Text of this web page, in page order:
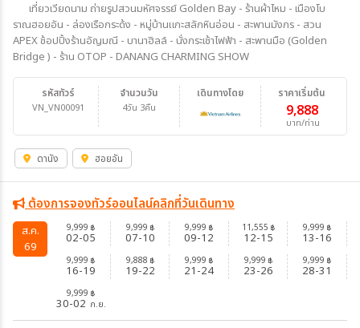
เที่ยวเวียดนาม ถ่ายรูปสวนมหัศจรรย์ Golden Bay - ร้านผ้าไหม - เมืองโบ
ราณฮอยอัน - ล่องเรือกระด้ง - หมู่บ้านแกะสลักหินอ่อน - สะพานมังกร - สวน
APEX ช้อปปิ้งร้านอัญมณี - บานาฮิลล์ - นั่งกระเช้าไฟฟ้า - สะพานมือ (Golden
Bridge ) - ร้าน OTOP - DANANG CHARMING SHOW
รหัสทัวร์
VN_VN00091
จำนวนวัน
4วัน 3คืน
ราคาเริ่มต้น
9,888
บาท/ท่าน
เดินทางโดย
ดานัง ฮอยอัน
ต้องการจองทัวร์ออนไลน์คลิกที่วันเดินทาง
ส.ค.
69
9,999 ฿
02-05
9,999 ฿
07-10
9,999 ฿
09-12
11,555 ฿
12-15
9,999 ฿
13-16
9,999 ฿
16-19
9,888 ฿
19-22
9,999 ฿
21-24
9,999 ฿
23-26
9,999 ฿
28-31
9,999 ฿
30-02 ก.ย.